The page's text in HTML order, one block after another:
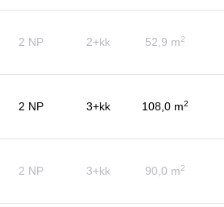
2 NP 2+kk 52,9 m2
2 NP 3+kk 108,0 m2
2 NP 3+kk 90,0 m2